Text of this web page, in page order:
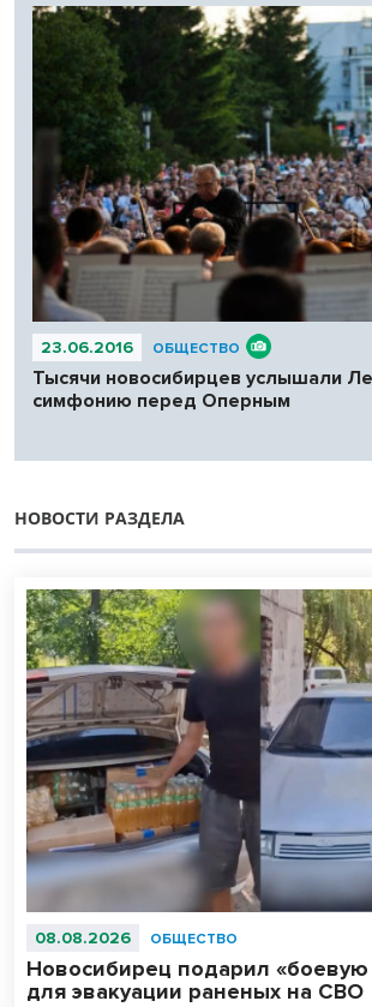
23.06.2016 ОБЩЕСТВО
Тысячи новосибирцев услышали
симфонию перед Оперным
НОВОСТИ РАЗДЕЛА
08.08.2026 ОБЩЕСТВО
Новосибирец подарил «боевую
для эвакуации раненых на СВО